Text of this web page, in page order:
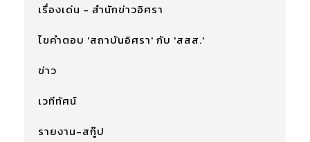
เรื่องเด่น - สำนักข่าวอิศรา
ไขคำตอบ 'สถาบันอิศรา' กับ 'สสส.'
ข่าว
เวทีทัศน์
รายงาน-สกู๊ป